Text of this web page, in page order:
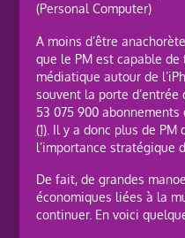
(Personal Computer)
A moins d’être
que le PM est capable
médiatique autour de
souvent la porte d’entrée
53 075 900
(1). Il y a donc plus de PM
l’importance stratégique
De fait, de grandes
économiques liées à la
continuer. En voici